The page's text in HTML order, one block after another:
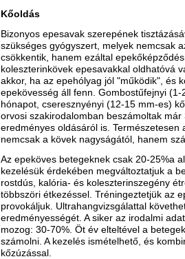
Kőoldás
Bizonyos epesavak szerepének
szükséges gyógyszert, melyek nemcsak
csökkentik, hanem ezáltal
koleszterinkövek epesavakkal oldhatóvá
akkor, ha az epehólyag jól "működik", és
epekövesség áll fenn. Gombostűfejnyi
hónapot, cseresznyényi (12-15 mm-es)
orvosi szakirodalomban beszámoltak
eredményes oldásáról is. Természetesen
nemcsak a kövek nagyságától, hanem
Az epeköves betegeknek csak 20-25%a
kezelésük érdekében megváltoztatjuk a
rostdús, kalória- és koleszterinszegény
többszöri étkezéssel. Tréningeztetjük az
provokáljuk. Ultrahangvizsgálattal
eredményességét. A siker az irodalmi
mozog: 30-70%. Öt év elteltével a
számolni. A kezelés ismételhető, és
kőzúzással.